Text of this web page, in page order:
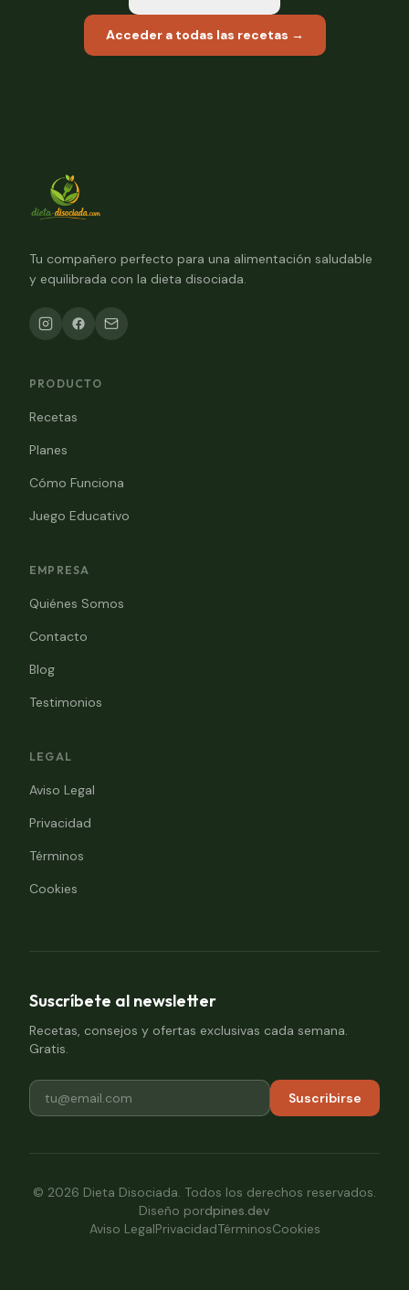
Acceder a todas las recetas →
Tu compañero perfecto para una alimentación saludable
y equilibrada con la dieta disociada.
PRODUCTO
Recetas
Planes
Cómo Funciona
Juego Educativo
EMPRESA
Quiénes Somos
Contacto
Blog
Testimonios
LEGAL
Aviso Legal
Privacidad
Términos
Cookies
Suscríbete al newsletter
Recetas, consejos y ofertas exclusivas cada semana.
Gratis.
Suscribirse
© 2026 Dieta Disociada. Todos los derechos reservados.
Diseño pordpines.dev
Aviso LegalPrivacidadTérminosCookies